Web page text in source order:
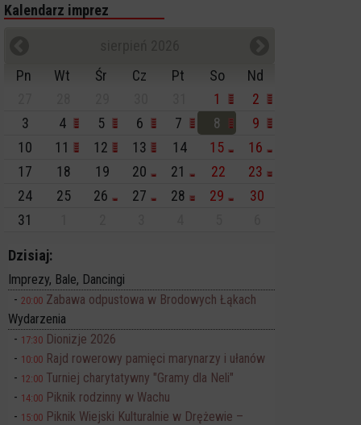
Kalendarz imprez
Pn
Wt Śr Cz Pt So
Nd
1
2
3
4 5 6 7 8
9
10
11 12 13 14 15
16
17
18 19 20 21 22
23
24
25 26 27 28 29
30
31
Dzisiaj:
Imprezy, Bale, Dancingi
20:00 Zabawa odpustowa w Brodowych Łąkach
Wydarzenia
17:30 Dionizje 2026
10:00 Rajd rowerowy pamięci marynarzy i ułanów
12:00 Turniej charytatywny "Gramy dla Neli"
14:00 Piknik rodzinny w Wachu
15:00 Piknik Wiejski Kulturalnie w Drężewie –